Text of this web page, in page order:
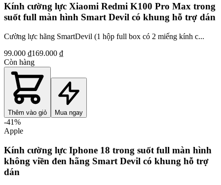
Kính cường lực Xiaomi Redmi K100 Pro Max trong
suốt full màn hình Smart Devil có khung hỗ trợ dán
Cường lực hãng SmartDevil (1 hộp full box có 2 miếng kính c...
99.000 ₫169.000 ₫
Còn hàng
Thêm vào giỏ Mua ngay
-41%
Apple
Kính cường lực Iphone 18 trong suốt full màn hình
không viền đen hãng Smart Devil có khung hỗ trợ
dán